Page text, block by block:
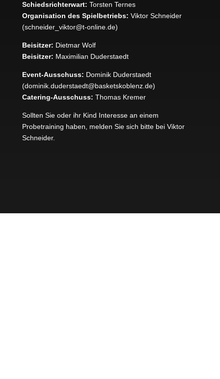
Schiedsrichterwart: Torsten Ternes
Organisation des Spielbetriebs: Viktor Schneider
(schneider_viktor@t-online.de)
Beisitzer: Dietmar Wolf
Beisitzer: Maximilian Duderstaedt
Event-Ausschuss: Dominik Duderstaedt
(dominik.duderstaedt@basketskoblenz.de)
Catering-Ausschuss: Thomas Kremer
Sollten Sie oder ihr Kind Interesse an einem
Probetraining haben, melden Sie sich bitte bei Viktor
Schneider.